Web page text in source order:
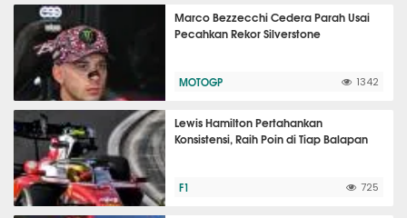
Marco Bezzecchi Cedera Parah Usai
Pecahkan Rekor Silverstone
MOTOGP 1342
Lewis Hamilton Pertahankan
Konsistensi, Raih Poin di Tiap Balapan
F1 725